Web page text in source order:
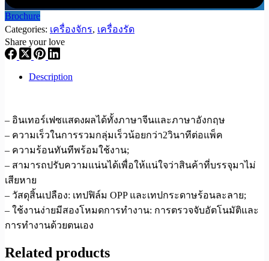
Brochure
Categories: เครื่องจักร, เครื่องรัด
Share your love
Description
– อินเทอร์เฟซแสดงผลได้ทั้งภาษาจีนและภาษาอังกฤษ
– ความเร็วในการรวมกลุ่มเร็วน้อยกว่า2วินาทีต่อแพ็ค
– ความร้อนทันทีพร้อมใช้งาน;
– สามารถปรับความแน่นได้เพื่อให้แน่ใจว่าสินค้าที่บรรจุมาไม่
เสียหาย
– วัสดุสิ้นเปลือง: เทปฟิล์ม OPP และเทปกระดาษร้อนละลาย;
– ใช้งานง่ายมีสองโหมดการทำงาน: การตรวจจับอัตโนมัติและ
การทำงานด้วยตนเอง
Related products